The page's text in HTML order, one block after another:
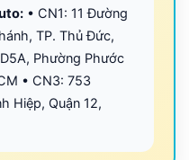
• CN1: 11 Đường
TP. Thủ Đức,
Phường Phước
• CN3: 753
Hiệp, Quận 12,